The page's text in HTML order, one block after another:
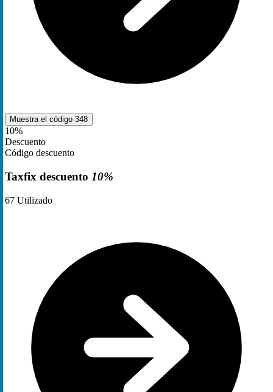
Muestra el código 348
10%
Descuento
Código descuento
Taxfix descuento 10%
67 Utilizado